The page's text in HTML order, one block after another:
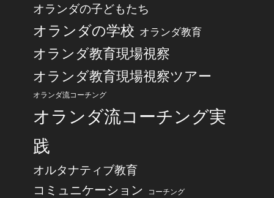
オランダの子どもたち
オランダの学校 オランダ教育
オランダ教育現場視察
オランダ教育現場視察ツアー
オランダ流コーチング
オランダ流コーチング実
践
オルタナティブ教育
コミュニケーション コーチング